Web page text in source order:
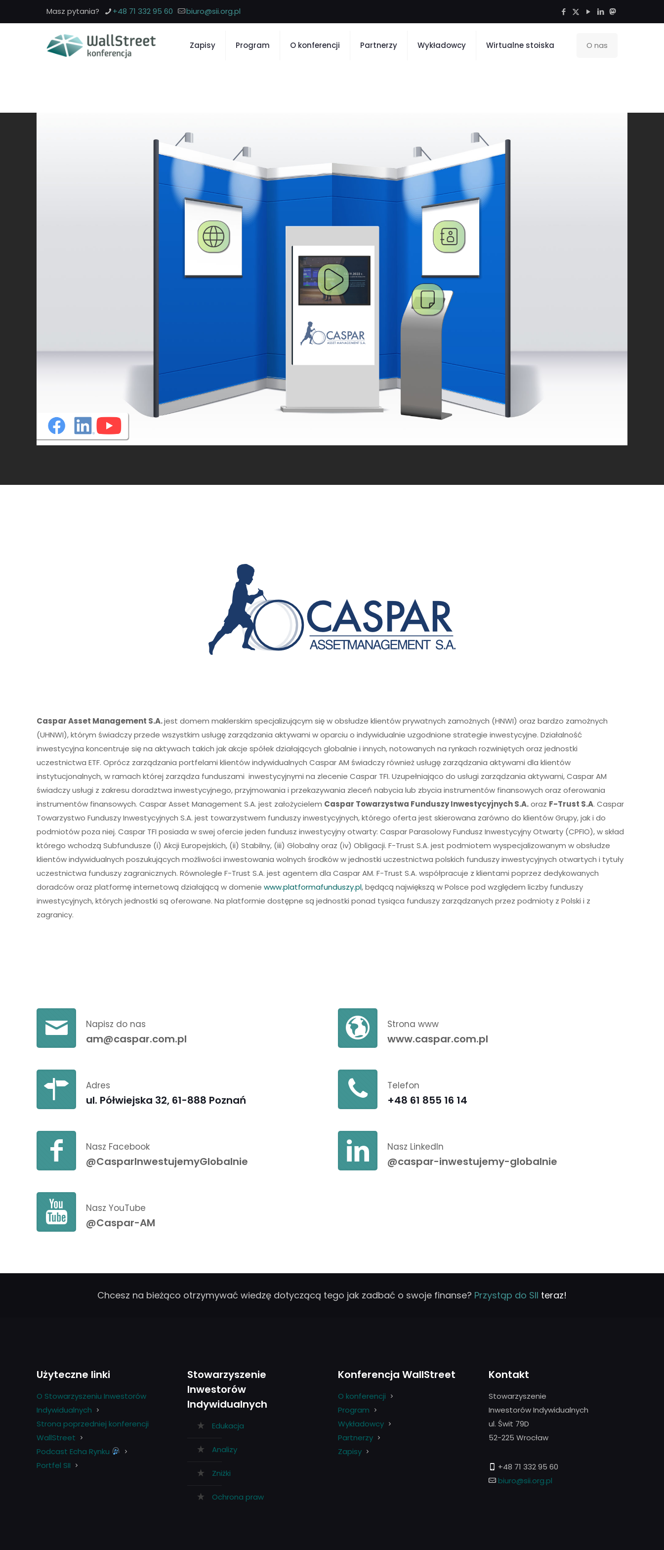
Masz pytania? +48 71 332 95 60 biuro@sii.org.pl
Zapisy Program O konferencji Partnerzy Wykładowcy Wirtualne stoiska O nas
Caspar Asset Management S.A.jest domem maklerskim specjalizującym się w obsłudze klientów prywatnych zamożnych (HNWI) oraz bardzo zamożnych
(UHNWI), którym świadczy przede wszystkim usługę zarządzania aktywami w oparciu o indywidualnie uzgodnione strategie inwestycyjne. Działalność
inwestycyjna koncentruje się na aktywach takich jak akcje spółek działających globalnie i innych, notowanych na rynkach rozwiniętych oraz jednostki
uczestnictwa ETF. Oprócz zarządzania portfelami klientów indywidualnych Caspar AM świadczy również usługę zarządzania aktywami dla klientów
instytucjonalnych, w ramach której zarządza funduszami inwestycyjnymi na zlecenie Caspar TFI. Uzupełniająco do usługi zarządzania aktywami, Caspar AM
świadczy usługi z zakresu doradztwa inwestycyjnego, przyjmowania i przekazywania zleceń nabycia lub zbycia instrumentów finansowych oraz oferowania
instrumentów finansowych. Caspar Asset Management S.A. jest założycielem Caspar Towarzystwa Funduszy Inwestycyjnych S.A.oraz F-Trust S.A. Caspar
Towarzystwo Funduszy Inwestycyjnych S.A. jest towarzystwem funduszy inwestycyjnych, którego oferta jest skierowana zarówno do klientów Grupy, jak i do
podmiotów poza niej. Caspar TFI posiada w swej ofercie jeden fundusz inwestycyjny otwarty: Caspar Parasolowy Fundusz Inwestycyjny Otwarty (CPFIO), w skład
którego wchodzą Subfundusze (i) Akcji Europejskich, (ii) Stabilny, (iii) Globalny oraz (iv) Obligacji. F-Trust S.A. jest podmiotem wyspecjalizowanym w obsłudze
klientów indywidualnych poszukujących możliwości inwestowania wolnych środków w jednostki uczestnictwa polskich funduszy inwestycyjnych otwartych i tytuły
uczestnictwa funduszy zagranicznych. Równolegle F-Trust S.A. jest agentem dla Caspar AM. F-Trust S.A. współpracuje z klientami poprzez dedykowanych
doradców oraz platformę internetową działającą w domenie www.platformafunduszy.pl, będącą największą w Polsce pod względem liczby funduszy
inwestycyjnych, których jednostki są oferowane. Na platformie dostępne są jednostki ponad tysiąca funduszy zarządzanych przez podmioty z Polski i z
zagranicy.
Napisz do nas
am@caspar.com.pl
Strona www
www.caspar.com.pl
Adres
ul. Półwiejska 32, 61-888 Poznań
Telefon
+48 61 855 16 14
Nasz Facebook
@CasparInwestujemyGlobalnie
Nasz LinkedIn
@caspar-inwestujemy-globalnie
Nasz YouTube
@Caspar-AM
Chcesz na bieżąco otrzymywać wiedzę dotyczącą tego jak zadbać o swoje finanse? Przystąp do SII teraz!
Użyteczne linki
O Stowarzyszeniu Inwestorów
Indywidualnych
Strona poprzedniej konferencji
WallStreet
Podcast Echa Rynku
Portfel SII
Stowarzyszenie
Inwestorów
Indywidualnych
Edukacja
Analizy
Zniżki
Ochrona praw
Konferencja WallStreet
O konferencji
Program
Wykładowcy
Partnerzy
Zapisy
Kontakt
Stowarzyszenie
Inwestorów Indywidualnych
ul. Świt 79D
52-225 Wrocław
+48 71 332 95 60
biuro@sii.org.pl